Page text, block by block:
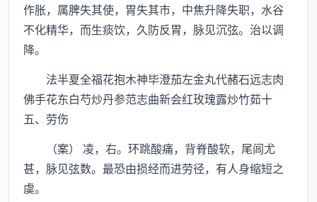
作胀，属脾失其使，胃失其市，中焦升降失职，水谷
不化精华，而生痰饮，久防反胃，脉见沉弦。治以调
降。
法半夏全福花抱木神毕澄茄左金丸代赭石远志肉
佛手花东白芍炒丹参范志曲新会红玫瑰露炒竹茹十
五、劳伤
（案） 凌，右。环跳酸痛，背脊酸软，尾闾尤
甚，脉见弦数。最恐由损经而进劳径，有人身缩短之
虞。